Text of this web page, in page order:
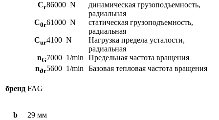
Cr86000 N
динамическая грузоподъемность,
радиальная
C0r61000 N
статическая грузоподъемность,
радиальная
Cur4100 N
Нагрузка предела усталости,
радиальная
nG7000 1/min
Предельная частота вращения
nϑr5600 1/min Базовая тепловая частота вращения
бренд FAG
b 29 мм